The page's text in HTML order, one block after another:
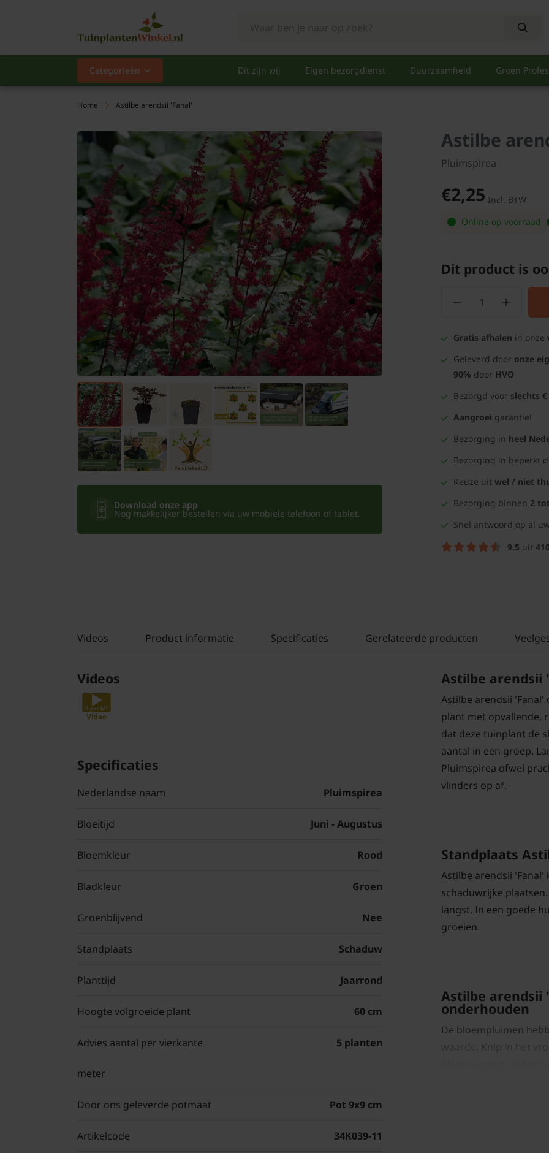
Categorieën Dit zijn wij Eigen bezorgdienst Duurzaamheid Groen
Categorieën
Populair
Vaste planten
Heesters
Hagen
Klimplanten
Fruit
Bomen
Leibomen
Bloembollen
Tuinbenodigdheden
Kamerplanten
Bloempotten
Home Astilbe arendsii 'Fanal'
Download onze app
Nog makkelijker bestellen via uw mobiele telefoon of tablet.
Astilbe
Pluimspirea
€2,25 Incl. BTW
Online op voorraad
Dit product is
Gratis afhalen in onze
Geleverd door onze
90% door HVO
Bezorgd voor slechts €
Aangroei garantie!
Bezorging in heel
Bezorging in beperkt
Keuze uit wel / niet
Bezorging binnen 2
Snel antwoord op al
9.5 uit
Videos Product informatie Specificaties Gerelateerde producten
Videos
Specificaties
Nederlandse naam Pluimspirea
Bloeitijd Juni - Augustus
Bloemkleur Rood
Bladkleur Groen
Groenblijvend Nee
Standplaats Schaduw
Planttijd Jaarrond
Hoogte volgroeide plant 60 cm
Advies aantal per vierkante
meter
5 planten
Door ons geleverde potmaat Pot 9x9 cm
Artikelcode 34K039-11
Astilbe arendsii
Astilbe arendsii 'Fanal'
plant met opvallende,
dat deze tuinplant de
aantal in een groep.
Pluimspirea ofwel
vlinders op af.
Standplaats
Astilbe arendsii
schaduwrijke
langst. In een goede
groeien.
Astilbe arendsii
onderhouden
De bloempluimen
waarde. Knip in het